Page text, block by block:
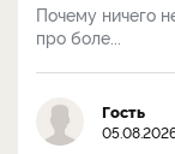
Почему ничего
про боле...
Гость